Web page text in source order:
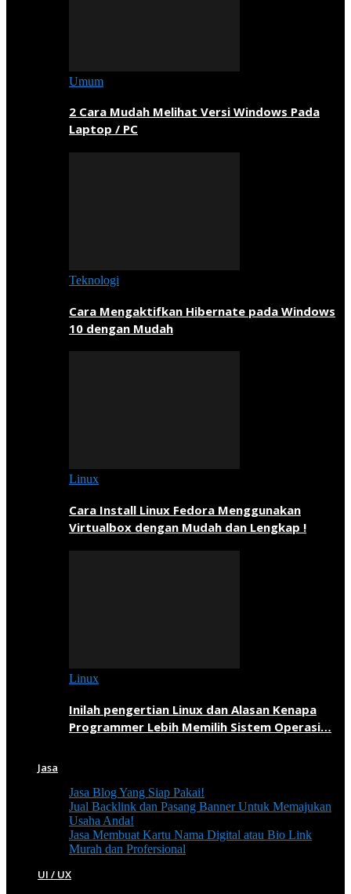
Umum
2 Cara Mudah Melihat Versi Windows Pada
Laptop / PC
Teknologi
Cara Mengaktifkan Hibernate pada Windows
10 dengan Mudah
Linux
Cara Install Linux Fedora Menggunakan
Virtualbox dengan Mudah dan Lengkap !
Linux
Inilah pengertian Linux dan Alasan Kenapa
Programmer Lebih Memilih Sistem Operasi…
Jasa
Jasa Blog Yang Siap Pakai!
Jual Backlink dan Pasang Banner Untuk Memajukan
Usaha Anda!
Jasa Membuat Kartu Nama Digital atau Bio Link
Murah dan Profersional
UI / UX